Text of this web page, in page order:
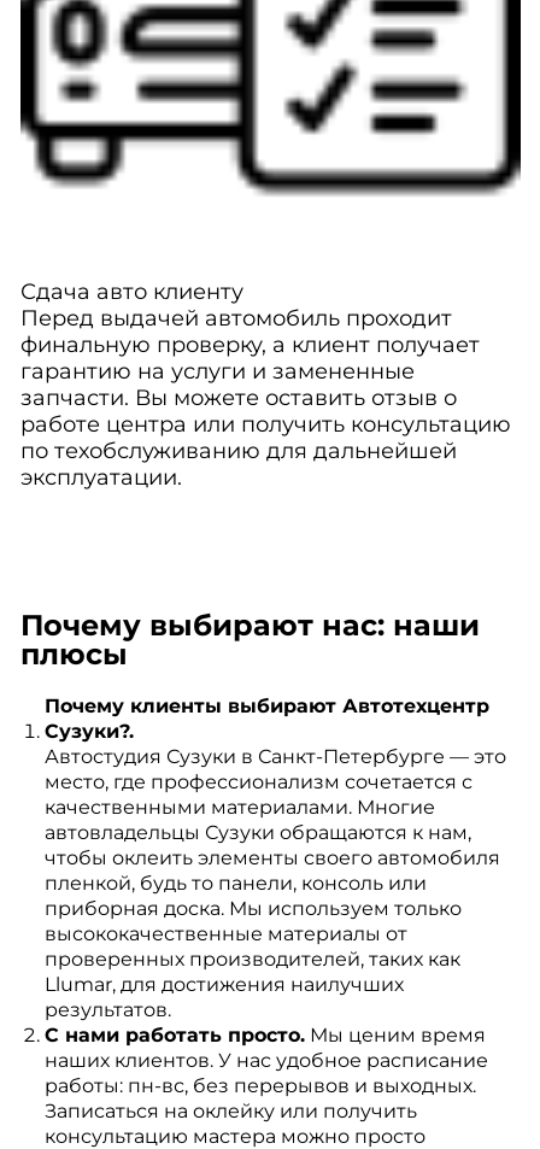
Сдача авто клиенту
Перед выдачей автомобиль проходит
финальную проверку, а клиент получает
гарантию на услуги и замененные
запчасти. Вы можете оставить отзыв о
работе центра или получить консультацию
по техобслуживанию для дальнейшей
эксплуатации.
Почему выбирают нас: наши
плюсы
Почему клиенты выбирают Автотехцентр
Сузуки?.
Автостудия Сузуки в Санкт-Петербурге — это
место, где профессионализм сочетается с
качественными материалами. Многие
автовладельцы Сузуки обращаются к нам,
чтобы оклеить элементы своего автомобиля
пленкой, будь то панели, консоль или
приборная доска. Мы используем только
высококачественные материалы от
проверенных производителей, таких как
Llumar, для достижения наилучших
результатов.
С нами работать просто.Мы ценим время
наших клиентов. У нас удобное расписание
работы: пн-вс, без перерывов и выходных.
Записаться на оклейку или получить
консультацию мастера можно просто